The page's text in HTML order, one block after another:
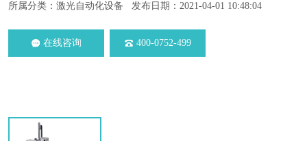
所属分类：激光自动化设备 发布日期：2021-04-01 10:48:04
在线咨询 400-0752-499